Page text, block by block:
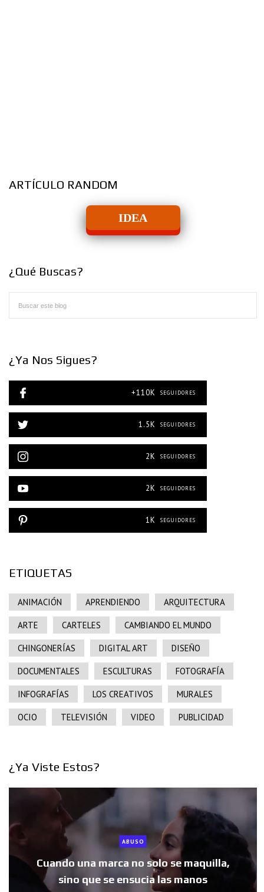
ARTÍCULO RANDOM
IDEA
¿Qué Buscas?
¿Ya Nos Sigues?
+110K SEGUIDORES
1.5K SEGUIDORES
2K SEGUIDORES
2K SEGUIDORES
1K SEGUIDORES
ETIQUETAS
ANIMACIÓN APRENDIENDO ARQUITECTURA
ARTE CARTELES CAMBIANDO EL MUNDO
CHINGONERÍAS DIGITAL ART DISEÑO
DOCUMENTALES ESCULTURAS FOTOGRAFÍA
INFOGRAFÍAS LOS CREATIVOS MURALES
OCIO TELEVISIÓN VIDEO PUBLICIDAD
¿Ya Viste Estos?
ABUSO
Cuando una marca no solo se maquilla,
sino que se ensucia las manos